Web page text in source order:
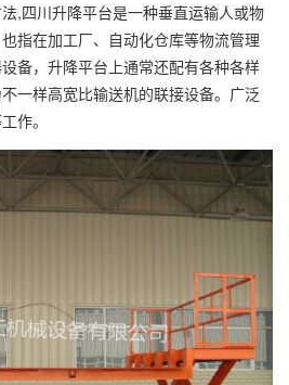
,四川升降平台是一种垂直运输人或物
指在加工厂、自动化仓库等物流管理
备，升降平台上通常还配有各种各样
一样高宽比输送机的联接设备。广泛
作。